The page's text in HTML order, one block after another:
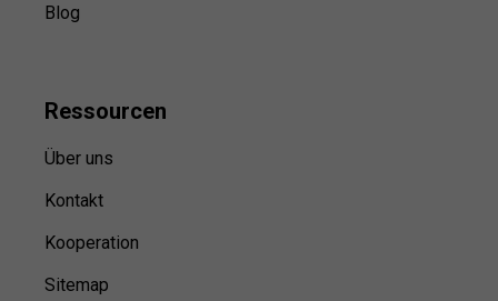
Blog
Ressourcen
Über uns
Kontakt
Kooperation
Sitemap